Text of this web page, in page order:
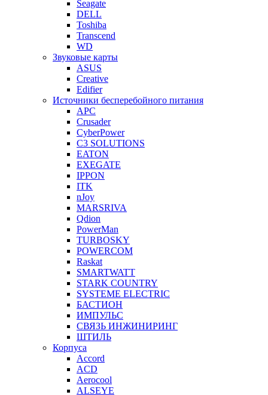
Seagate
DELL
Toshiba
Transcend
WD
Звуковые карты
ASUS
Creative
Edifier
Источники бесперебойного питания
APC
Crusader
CyberPower
C3 SOLUTIONS
EATON
EXEGATE
IPPON
ITK
nJoy
MARSRIVA
Qdion
PowerMan
TURBOSKY
POWERCOM
Raskat
SMARTWATT
STARK COUNTRY
SYSTEME ELECTRIC
БАСТИОН
ИМПУЛЬС
СВЯЗЬ ИНЖИНИРИНГ
ШТИЛЬ
Корпуса
Accord
ACD
Aerocool
ALSEYE